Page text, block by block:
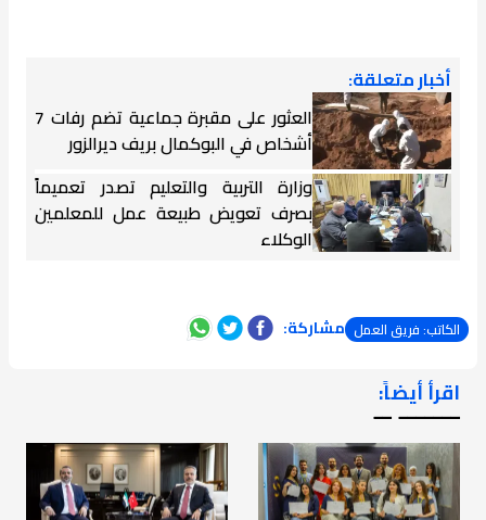
أخبار متعلقة:
العثور على مقبرة جماعية تضم رفات 7
أشخاص في البوكمال بريف ديرالزور
وزارة التربية والتعليم تصدر تعميماً
بصرف تعويض طبيعة عمل للمعلمين
الوكلاء
الكاتب: فريق العمل مشاركة:
اقرأ أيضاً:
ـــــــ ــ